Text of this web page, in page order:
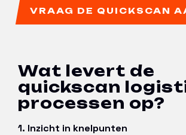
VRAAG DE QUICKSCAN
Wat levert de
quickscan
processen op?
1. Inzicht in knelpunten